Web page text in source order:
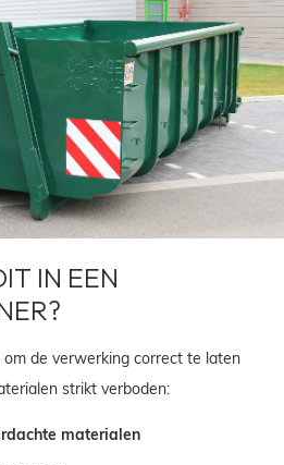
IN EEN
de verwerking correct te laten
strikt verboden:
materialen